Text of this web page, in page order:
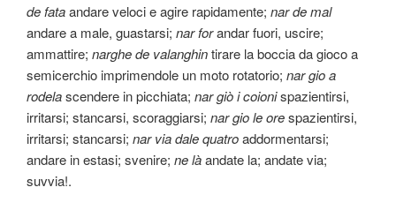
de fataandare veloci e agire rapidamente; nar de mal
andare a male, guastarsi; nar forandar fuori, uscire;
ammattire; narghe de valanghintirare la boccia da gioco a
semicerchio imprimendole un moto rotatorio; nar gio a
rodelascendere in picchiata; nar giò i coionispazientirsi,
irritarsi; stancarsi, scoraggiarsi; nar gio le orespazientirsi,
irritarsi; stancarsi; nar via dale quatroaddormentarsi;
andare in estasi; svenire; ne làandate la; andate via;
suvvia!.